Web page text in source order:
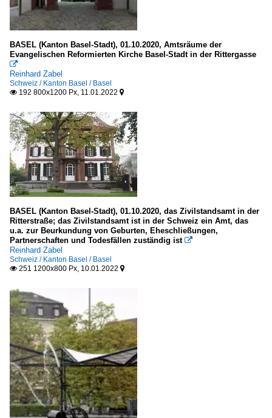
BASEL (Kanton Basel-Stadt), 01.10.2020, Amtsräume der
Evangelischen Reformierten Kirche Basel-Stadt in der Rittergasse

Reinhard Zabel
Schweiz / Kanton Basel / Basel
 192 800x1200 Px, 11.01.2022 
BASEL (Kanton Basel-Stadt), 01.10.2020, das Zivilstandsamt in der
Ritterstraße; das Zivilstandsamt ist in der Schweiz ein Amt, das
u.a. zur Beurkundung von Geburten, Eheschließungen,
Partnerschaften und Todesfällen zuständig ist 
Reinhard Zabel
Schweiz / Kanton Basel / Basel
 251 1200x800 Px, 10.01.2022 